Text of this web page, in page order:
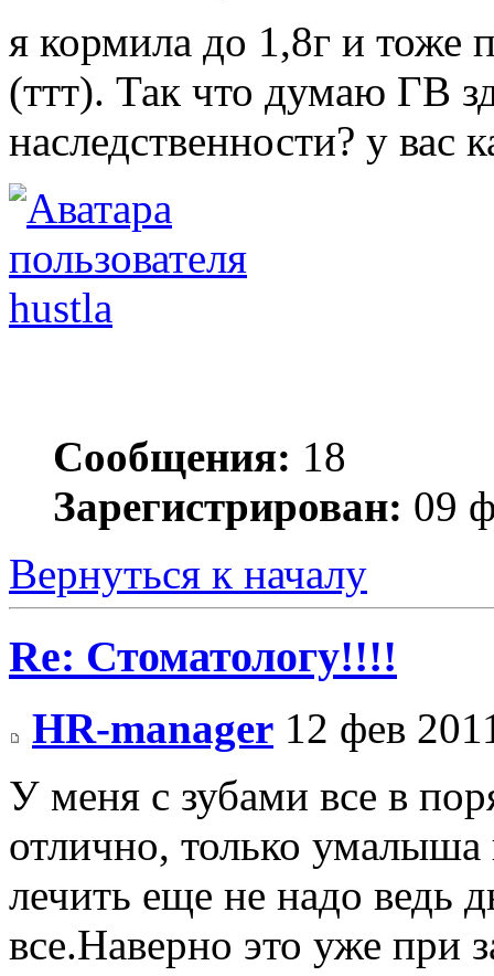
я кормила до 1,8г и тоже
(ттт). Так что думаю ГВ
наследственности? у вас
hustla
Сообщения: 18
Зарегистрирован: 09
Вернуться к началу
Re: Стоматологу!!!!
HR-manager 12 фев
У меня с зубами все в
отлично, только
лечить еще не надо ведь
все.Наверно это уже при